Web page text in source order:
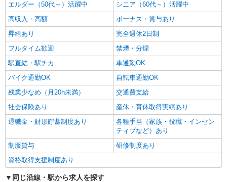
キープ 詳細を見る
エルダー（50代～）活躍中
シニア（60代～）活躍中
高収入・高額
ボーナス・賞与あり
昇給あり
完全週休2日制
フルタイム歓迎
禁煙・分煙
駅直結・駅チカ
車通勤OK
バイク通勤OK
自転車通勤OK
残業少なめ（月20h未満）
交通費支給
社会保険あり
産休・育休取得実績あり
退職金・財形貯蓄制度あり
各種手当（家族・役職・インセン
ティブなど）あり
制服貸与
研修制度あり
資格取得支援制度あり
同じ沿線・駅から求人を探す